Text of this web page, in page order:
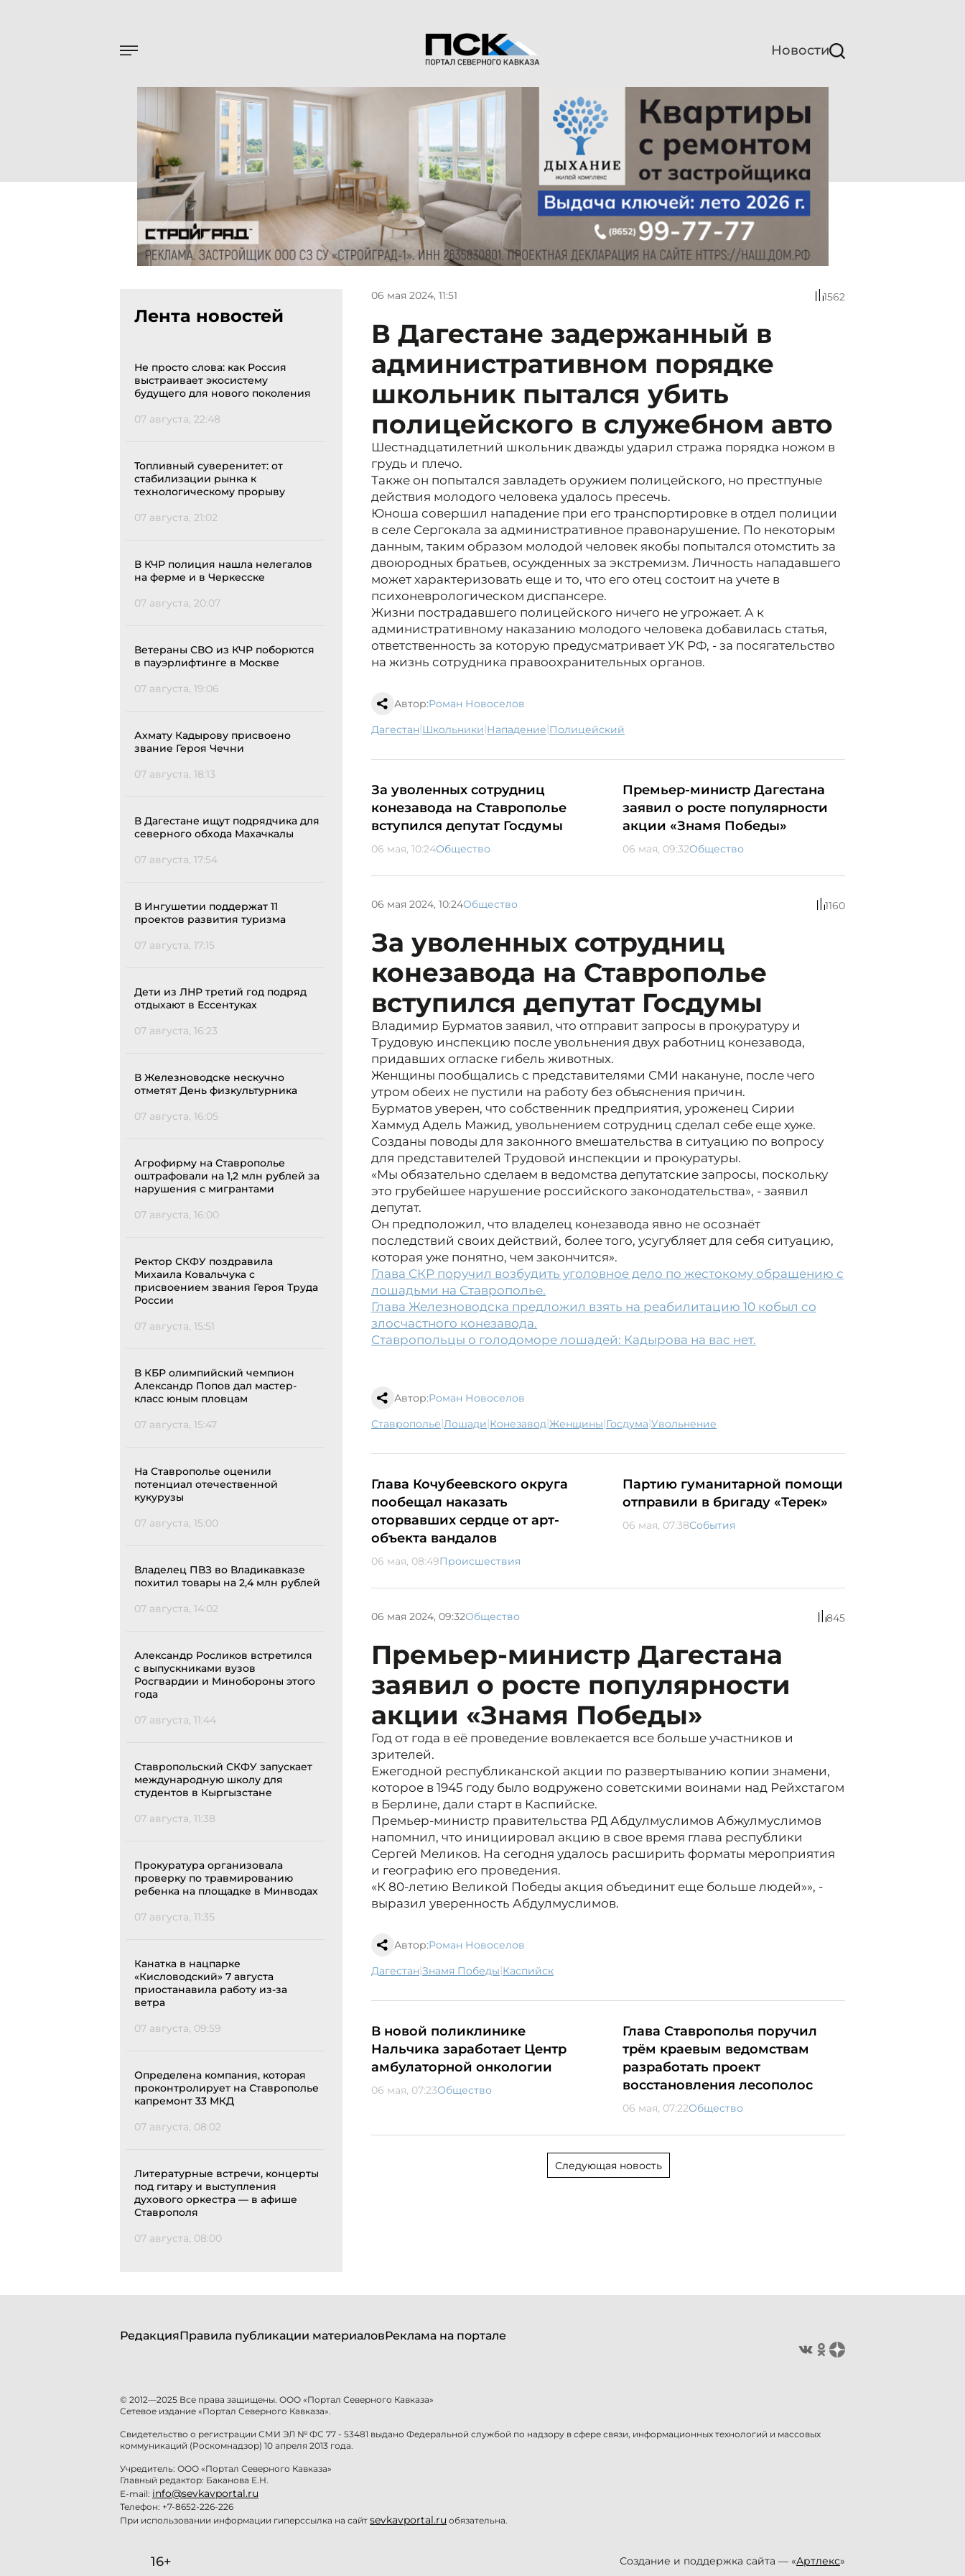
Новости
Лента новостей
Не просто слова: как Россия
выстраивает экосистему
будущего для нового поколения
07 августа, 22:48
Топливный суверенитет: от
стабилизации рынка к
технологическому прорыву
07 августа, 21:02
В КЧР полиция нашла нелегалов
на ферме и в Черкесске
07 августа, 20:07
Ветераны СВО из КЧР поборются
в пауэрлифтинге в Москве
07 августа, 19:06
Ахмату Кадырову присвоено
звание Героя Чечни
07 августа, 18:13
В Дагестане ищут подрядчика для
северного обхода Махачкалы
07 августа, 17:54
В Ингушетии поддержат 11
проектов развития туризма
07 августа, 17:15
Дети из ЛНР третий год подряд
отдыхают в Ессентуках
07 августа, 16:23
В Железноводске нескучно
отметят День физкультурника
07 августа, 16:05
Агрофирму на Ставрополье
оштрафовали на 1,2 млн рублей за
нарушения с мигрантами
07 августа, 16:00
Ректор СКФУ поздравила
Михаила Ковальчука с
присвоением звания Героя Труда
России
07 августа, 15:51
В КБР олимпийский чемпион
Александр Попов дал мастер-
класс юным пловцам
07 августа, 15:47
На Ставрополье оценили
потенциал отечественной
кукурузы
07 августа, 15:00
Владелец ПВЗ во Владикавказе
похитил товары на 2,4 млн рублей
07 августа, 14:02
Александр Росликов встретился
с выпускниками вузов
Росгвардии и Минобороны этого
года
07 августа, 11:44
Ставропольский СКФУ запускает
международную школу для
студентов в Кыргызстане
07 августа, 11:38
Прокуратура организовала
проверку по травмированию
ребенка на площадке в Минводах
07 августа, 11:35
Канатка в нацпарке
«Кисловодский» 7 августа
приостанавила работу из-за
ветра
07 августа, 09:59
Определена компания, которая
проконтролирует на Ставрополье
капремонт 33 МКД
07 августа, 08:02
Литературные встречи, концерты
под гитару и выступления
духового оркестра — в афише
Ставрополя
07 августа, 08:00
06 мая 2024, 11:51 1562
В Дагестане задержанный в
административном порядке
школьник пытался убить
полицейского в служебном авто
Шестнадцатилетний школьник дважды ударил стража порядка ножом в
грудь и плечо.
Также он попытался завладеть оружием полицейского, но престпуные
действия молодого человека удалось пресечь.
Юноша совершил нападение при его транспортировке в отдел полиции
в селе Сергокала за административное правонарушение. По некоторым
данным, таким образом молодой человек якобы попытался отомстить за
двоюродных братьев, осужденных за экстремизм. Личность нападавшего
может характеризовать еще и то, что его отец состоит на учете в
психоневрологическом диспансере.
Жизни пострадавшего полицейского ничего не угрожает. А к
административному наказанию молодого человека добавилась статья,
ответственность за которую предусматривает УК РФ, - за посягательство
на жизнь сотрудника правоохранительных органов.
Автор:Роман Новоселов
Дагестан| школьники| нападение| полицейский
За уволенных сотрудниц
конезавода на Ставрополье
вступился депутат Госдумы
06 мая, 10:24Общество
Премьер-министр Дагестана
заявил о росте популярности
акции «Знамя Победы»
06 мая, 09:32Общество
06 мая 2024, 10:24Общество 1160
За уволенных сотрудниц
конезавода на Ставрополье
вступился депутат Госдумы
Владимир Бурматов заявил, что отправит запросы в прокуратуру и
Трудовую инспекцию после увольнения двух работниц конезавода,
придавших огласке гибель животных.
Женщины пообщались с представителями СМИ накануне, после чего
утром обеих не пустили на работу без объяснения причин.
Бурматов уверен, что собственник предприятия, уроженец Сирии
Хаммуд Адель Мажид, увольнением сотрудниц сделал себе еще хуже.
Созданы поводы для законного вмешательства в ситуацию по вопросу
для представителей Трудовой инспекции и прокуратуры.
«Мы обязательно сделаем в ведомства депутатские запросы, поскольку
это грубейшее нарушение российского законодательства», - заявил
депутат.
Он предположил, что владелец конезавода явно не осознаёт
последствий своих действий, более того, усугубляет для себя ситуацию,
которая уже понятно, чем закончится».
Глава СКР поручил возбудить уголовное дело по жестокому обращению с
лошадьми на Ставрополье.
Глава Железноводска предложил взять на реабилитацию 10 кобыл со
злосчастного конезавода.
Ставропольцы о голодоморе лошадей: Кадырова на вас нет.
Автор:Роман Новоселов
Ставрополье| лошади| конезавод| женщины| госдума| увольнение
Глава Кочубеевского округа
пообещал наказать
оторвавших сердце от арт-
объекта вандалов
06 мая, 08:49Происшествия
Партию гуманитарной помощи
отправили в бригаду «Терек»
06 мая, 07:38События
06 мая 2024, 09:32Общество 845
Премьер-министр Дагестана
заявил о росте популярности
акции «Знамя Победы»
Год от года в её проведение вовлекается все больше участников и
зрителей.
Ежегодной республиканской акции по развертыванию копии знамени,
которое в 1945 году было водружено советскими воинами над Рейхстагом
в Берлине, дали старт в Каспийске.
Премьер-министр правительства РД Абдулмуслимов Абжулмуслимов
напомнил, что инициировал акцию в свое время глава республики
Сергей Меликов. На сегодня удалось расширить форматы мероприятия
и географию его проведения.
«К 80-летию Великой Победы акция объединит еще больше людей»», -
выразил уверенность Абдулмуслимов.
Автор:Роман Новоселов
Дагестан| Знамя Победы| Каспийск
В новой поликлинике
Нальчика заработает Центр
амбулаторной онкологии
06 мая, 07:23Общество
Глава Ставрополья поручил
трём краевым ведомствам
разработать проект
восстановления лесополос
06 мая, 07:22Общество
Следующая новость
РедакцияПравила публикации материаловРеклама на портале
© 2012—2025 Все права защищены. ООО «Портал Северного Кавказа»
Сетевое издание «Портал Северного Кавказа».
Свидетельство о регистрации СМИ ЭЛ № ФС 77 - 53481 выдано Федеральной службой по надзору в сфере связи, информационных технологий и массовых
коммуникаций (Роскомнадзор) 10 апреля 2013 года.
Учредитель: ООО «Портал Северного Кавказа»
Главный редактор: Баканова Е.Н.
E-mail: info@sevkavportal.ru
Телефон: +7-8652-226-226
При использовании информации гиперссылка на сайт sevkavportal.ru обязательна.
16+ Создание и поддержка сайта — «Артлекс»